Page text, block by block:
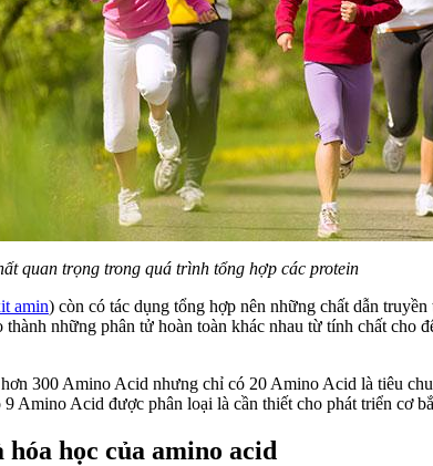
quan trọng trong quá trình tổng hợp các protein
amin) còn có tác dụng tổng hợp nên những chất dẫn
thành những phân tử hoàn toàn khác nhau từ tính chất
300 Amino Acid nhưng chỉ có 20 Amino Acid là tiêu
Amino Acid được phân loại là cần thiết cho phát triển cơ
học của amino acid